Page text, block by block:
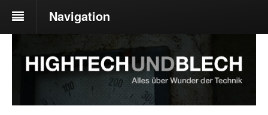
Navigation